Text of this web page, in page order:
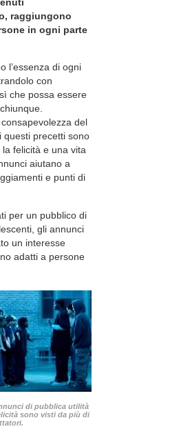
raggiungono
in ogni parte
l’essenza di ogni
con
che possa essere
del
questi precetti sono
felicità e una vita
aiutano a
e punti di
per un pubblico di
gli annunci
un interesse
adatti a persone
di pubblica utilità
sono visti da più di